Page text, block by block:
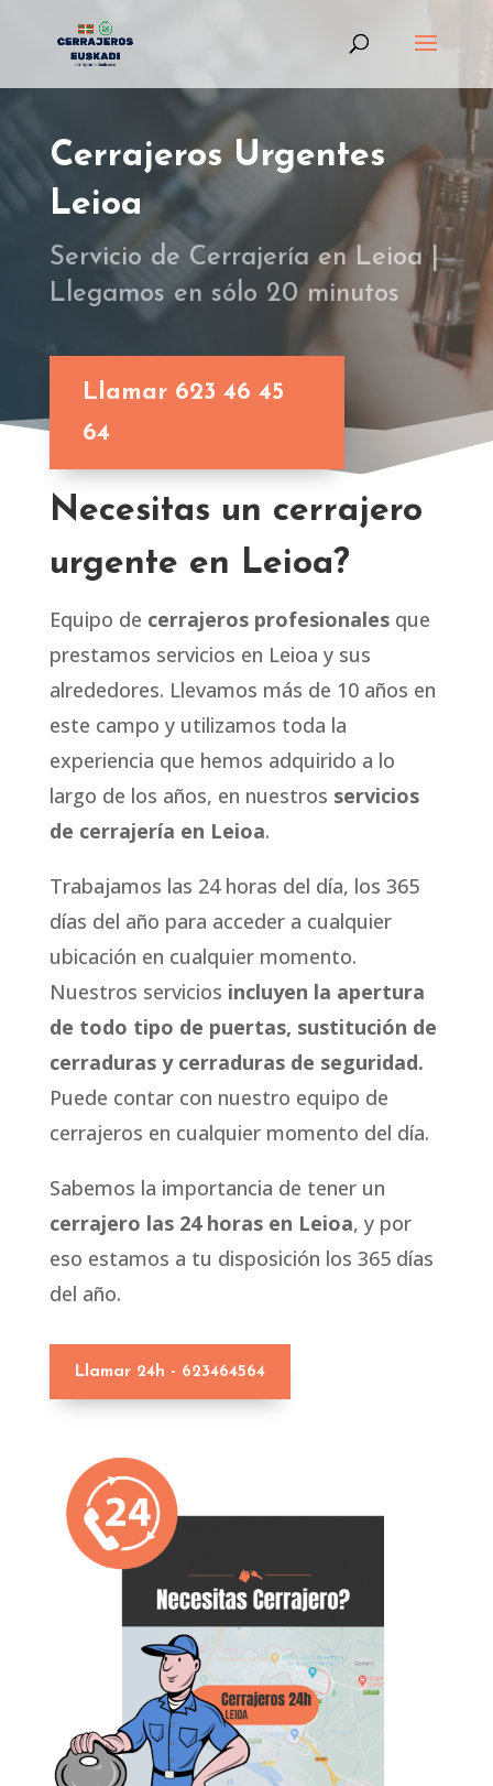
Cerrajeros Urgentes
Leioa
Servicio de Cerrajería en Leioa |
Llegamos en sólo 20 minutos
Llamar 623 46 45
64
Necesitas un cerrajero
urgente en Leioa?
Equipo de cerrajeros profesionalesque
prestamos servicios en Leioa y sus
alrededores. Llevamos más de 10 años en
este campo y utilizamos toda la
experiencia que hemos adquirido a lo
largo de los años, en nuestros servicios
de cerrajería en Leioa.
Trabajamos las 24 horas del día, los 365
días del año para acceder a cualquier
ubicación en cualquier momento.
Nuestros servicios incluyen la apertura
de todo tipo de puertas, sustitución de
cerraduras y cerraduras de seguridad.
Puede contar con nuestro equipo de
cerrajeros en cualquier momento del día.
Sabemos la importancia de tener un
cerrajero las 24 horas en Leioa, y por
eso estamos a tu disposición los 365 días
del año.
Llamar 24h - 623464564